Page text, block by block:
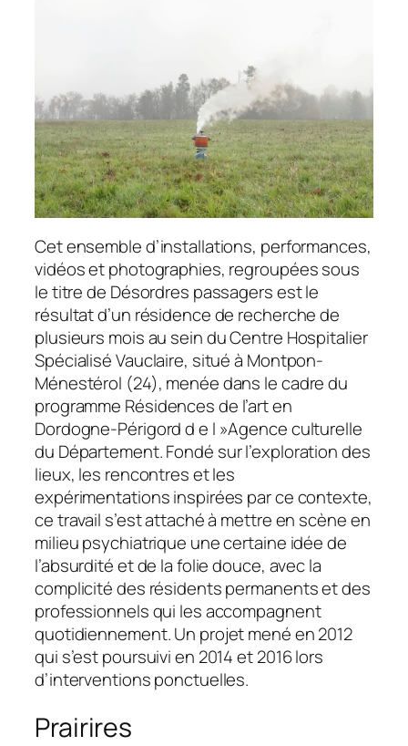
Cet ensemble d’installations, performances,
vidéos et photographies, regroupées sous
le titre de Désordres passagers est le
résultat d’un résidence de recherche de
plusieurs mois au sein du Centre Hospitalier
Spécialisé Vauclaire, situé à Montpon-
Ménestérol (24), menée dans le cadre du
programme Résidences de l’art en
Dordogne-Périgord d e l »Agence culturelle
du Département. Fondé sur l’exploration des
lieux, les rencontres et les
expérimentations inspirées par ce contexte,
ce travail s’est attaché à mettre en scène en
milieu psychiatrique une certaine idée de
l’absurdité et de la folie douce, avec la
complicité des résidents permanents et des
professionnels qui les accompagnent
quotidiennement. Un projet mené en 2012
qui s’est poursuivi en 2014 et 2016 lors
d’interventions ponctuelles.
Prairires